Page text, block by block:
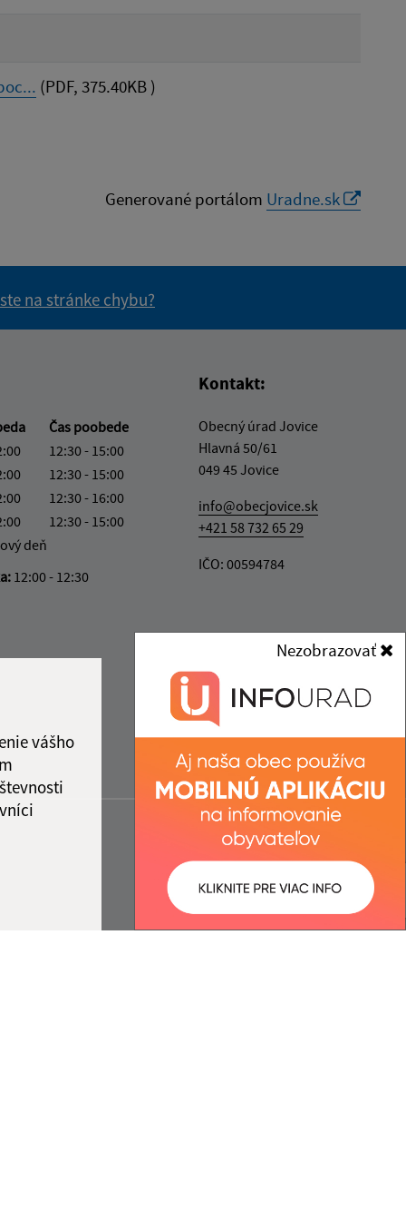
vášho
Nezobrazovať
(PDF, 375.40KB )
Generované portálom Uradne.sk
na stránke chybu?
Čas poobede
12:30 - 15:00
12:30 - 15:00
12:30 - 16:00
12:30 - 15:00
deň
12:00 - 12:30
Kontakt:
Obecný úrad Jovice
Hlavná 50/61
049 45 Jovice
info@obecjovice.sk
+421 58 732 65 29
IČO: 00594784